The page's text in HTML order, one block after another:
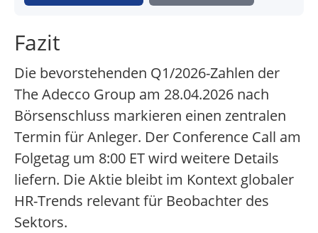
Fazit
Die bevorstehenden Q1/2026-Zahlen der
The Adecco Group am 28.04.2026 nach
Börsenschluss markieren einen zentralen
Termin für Anleger. Der Conference Call am
Folgetag um 8:00 ET wird weitere Details
liefern. Die Aktie bleibt im Kontext globaler
HR-Trends relevant für Beobachter des
Sektors.